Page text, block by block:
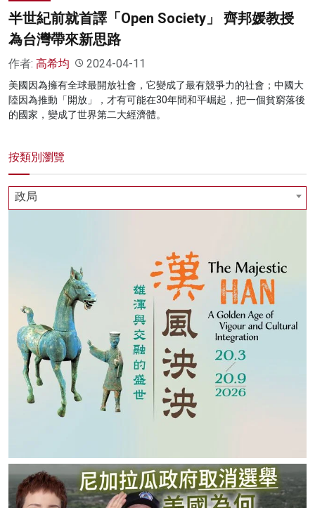
半世紀前就首譯「Open Society」 齊邦媛教授
為台灣帶來新思路
作者: 高希均 2024-04-11
美國因為擁有全球最開放社會，它變成了最有競爭力的社會；中國大
陸因為推動「開放」，才有可能在30年間和平崛起，把一個貧窮落後
的國家，變成了世界第二大經濟體。
按類別瀏覽
政局